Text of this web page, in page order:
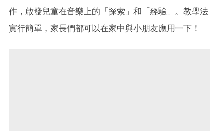
作，啟發兒童在音樂上的「探索」和「經驗」。教學法
實行簡單，家長們都可以在家中與小朋友應用一下！